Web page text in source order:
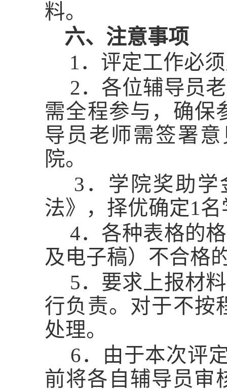
料。
六、注意事项
1．评定工作必
2．各位辅导员
需全程参与，确保
导员老师需签署
院。
3．学院奖助学
法》，择优确定1
4．各种表格的
及电子稿）不合格
5．要求上报材
行负责。对于不按
处理。
6．由于本次评
前将各自辅导员审